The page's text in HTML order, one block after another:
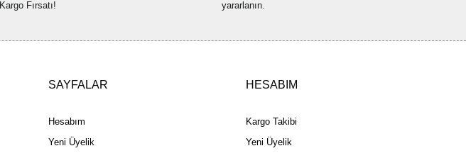
Kargo Fırsatı!
yararlanın.
SAYFALAR
Hesabım
Yeni Üyelik
HESABIM
Kargo Takibi
Yeni Üyelik